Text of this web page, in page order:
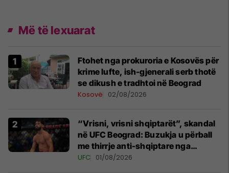
Më të lexuarat
Ftohet nga prokuroria e Kosovës për
krime lufte, ish-gjenerali serb thotë
se dikush e tradhtoi në Beograd
Kosovë 02/08/2026
“Vrisni, vrisni shqiptarët”, skandal
në UFC Beograd: Buzukja u përball
me thirrje anti-shqiptare nga
tribunat
UFC 01/08/2026